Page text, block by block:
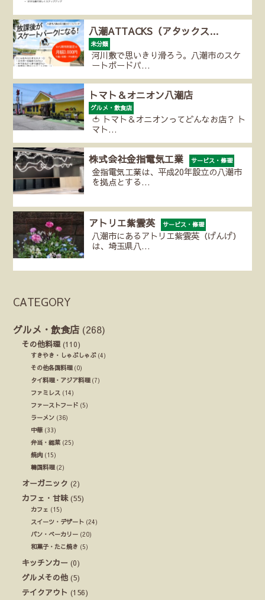
八潮ATTACKS（アタックス…
未分類
河川敷で思いきり滑ろう。八潮市のスケ
ートボードパ…
トマト＆オニオン八潮店
グルメ・飲食店
🍅 トマト＆オニオンってどんなお店？ ト
マト…
株式会社金指電気工業 サービス・修理
金指電気工業は、平成20年設立の八潮市
を拠点とする…
アトリエ紫雲英 サービス・修理
八潮市にあるアトリエ紫雲英（げんげ）
は、埼玉県八…
CATEGORY
グルメ・飲食店 (268)
その他料理 (110)
すきやき・しゃぶしゃぶ(4)
その他各国料理(0)
タイ料理・アジア料理(7)
ファミレス (14)
ファーストフード (5)
ラーメン (36)
中華(33)
弁当・総菜 (25)
焼肉 (15)
韓国料理(2)
オーガニック (2)
カフェ・甘味(55)
カフェ (15)
スイーツ・デザート (24)
パン・ベーカリー (20)
和菓子・たこ焼き (5)
キッチンカー (0)
グルメその他 (5)
テイクアウト (156)